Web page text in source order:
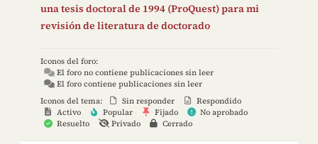
una tesis doctoral de 1994 (ProQuest) para mi
revisión de literatura de doctorado
Iconos del foro:
El foro no contiene publicaciones sin leer
El foro contiene publicaciones sin leer
Iconos del tema:
Sin responder
Respondido
Activo
Popular Fijado
No aprobado
Resuelto
Privado Cerrado